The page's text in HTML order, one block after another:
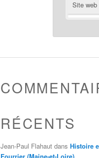
Site web
RÉCENTS
Jean-Paul Flahaut dans Histoire